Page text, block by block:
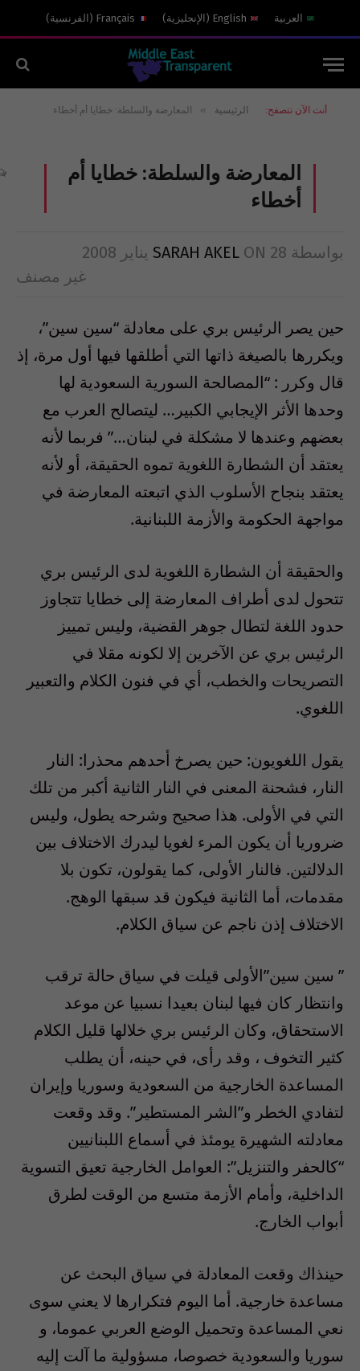
العربية English
( الإنجليزية)
Français
( الفرنسية)
أنت الآن تتصفح: الرئيسية » المعارضة والسلطة: خطايا أم أخطاء
المعارضة والسلطة: خطايا أم
أخطاء
بواسطة SARAH AKEL ON 28 يناير 2008
غير مصنف
حين يصر الرئيس بري على معادلة “سين سين”،
ويكررها بالصيغة ذاتها التي أطلقها فيها أول مرة، إذ
قال وكرر : “المصالحة السورية السعودية لها
وحدها الأثر الإيجابي الكبير… ليتصالح العرب مع
بعضهم وعندها لا مشكلة في لبنان…” فربما لأنه
يعتقد أن الشطارة اللغوية تموه الحقيقة، أو لأنه
يعتقد بنجاح الأسلوب الذي اتبعته المعارضة في
مواجهة الحكومة والأزمة اللبنانية.
والحقيقة أن الشطارة اللغوية لدى الرئيس بري
تتحول لدى أطراف المعارضة إلى خطايا تتجاوز
حدود اللغة لتطال جوهر القضية، وليس تمييز
الرئيس بري عن الآخرين إلا لكونه مقلا في
التصريحات والخطب، أي في فنون الكلام والتعبير
اللغوي.
يقول اللغويون: حين يصرخ أحدهم محذرا: النار
النار، فشحنة المعنى في النار الثانية أكبر من تلك
التي في الأولى. هذا صحيح وشرحه يطول، وليس
ضروريا أن يكون المرء لغويا ليدرك الاختلاف بين
الدلالتين. فالنار الأولى، كما يقولون، تكون بلا
مقدمات، أما الثانية فيكون قد سبقها الوهج.
الاختلاف إذن ناجم عن سياق الكلام.
” سين سين”الأولى قيلت في سياق حالة ترقب
وانتظار كان فيها لبنان بعيدا نسبيا عن موعد
الاستحقاق، وكان الرئيس بري خلالها قليل الكلام
كثير التخوف ، وقد رأى، في حينه، أن يطلب
المساعدة الخارجية من السعودية وسوريا وإيران
لتفادي الخطر و”الشر المستطير”. وقد وقعت
معادلته الشهيرة يومئذ في أسماع اللبنانيين
“كالحفر والتنزيل”: العوامل الخارجية تعيق التسوية
الداخلية، وأمام الأزمة متسع من الوقت لطرق
أبواب الخارج.
حينذاك وقعت المعادلة في سياق البحث عن
مساعدة خارجية. أما اليوم فتكرارها لا يعني سوى
نعي المساعدة وتحميل الوضع العربي عموما، و
سوريا والسعودية خصوصا، مسؤولية ما آلت إليه